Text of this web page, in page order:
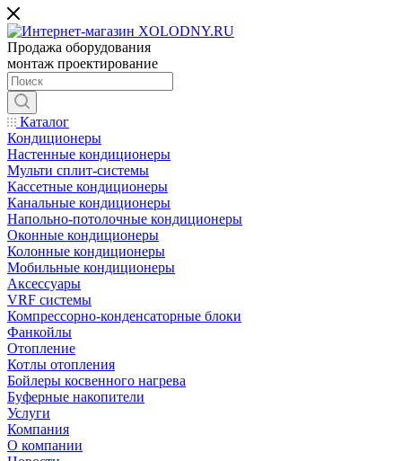
Продажа оборудования
монтаж проектирование
Каталог
Кондиционеры
Настенные кондиционеры
Мульти сплит-системы
Кассетные кондиционеры
Канальные кондиционеры
Напольно-потолочные кондиционеры
Оконные кондиционеры
Колонные кондиционеры
Мобильные кондиционеры
Аксессуары
VRF системы
Компрессорно-конденсаторные блоки
Фанкойлы
Отопление
Котлы отопления
Бойлеры косвенного нагрева
Буферные накопители
Услуги
Компания
О компании